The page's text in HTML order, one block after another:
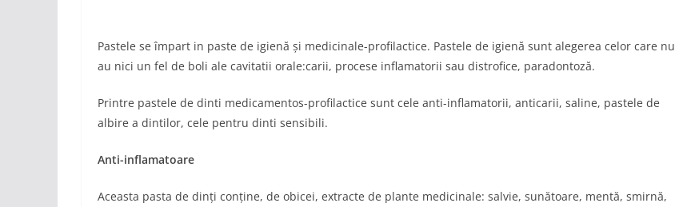
Pastele se împart in paste de igienă și medicinale-profilactice. Pastele de igienă sunt alegerea celor care nu
au nici un fel de boli ale cavitatii orale:carii, procese inflamatorii sau distrofice, paradontoză.
Printre pastele de dinti medicamentos-profilactice sunt cele anti-inflamatorii, anticarii, saline, pastele de
albire a dintilor, cele pentru dinti sensibili.
Anti-inflamatoare
Aceasta pasta de dinți conține, de obicei, extracte de plante medicinale: salvie, sunătoare, mentă, smirnă,